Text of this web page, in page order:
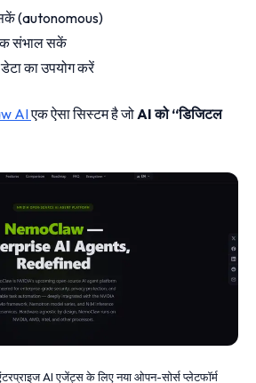
(autonomous)
संभाल सकें
का उपयोग करें
AIएक ऐसा सिस्टम है जोAI को “डिजिटल
AI एजेंट्स के लिए नया ओपन-सोर्स प्लेटफॉर्म